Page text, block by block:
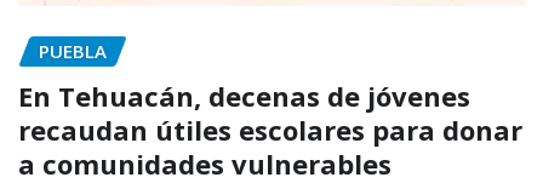
PUEBLA
En Tehuacán, decenas de jóvenes
recaudan útiles escolares para donar
a comunidades vulnerables